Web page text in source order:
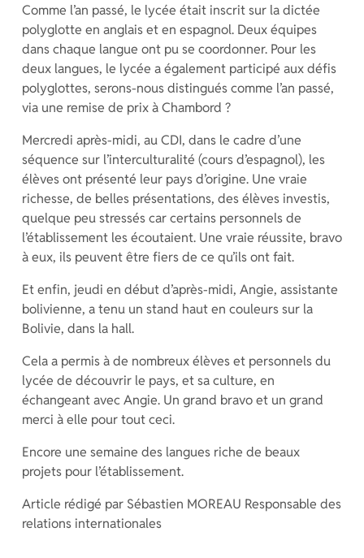
Comme l’an passé, le lycée était inscrit sur la dictée
polyglotte en anglais et en espagnol. Deux équipes
dans chaque langue ont pu se coordonner. Pour les
deux langues, le lycée a également participé aux défis
polyglottes, serons-nous distingués comme l’an passé,
via une remise de prix à Chambord ?
Mercredi après-midi, au CDI, dans le cadre d’une
séquence sur l’interculturalité (cours d’espagnol), les
élèves ont présenté leur pays d’origine. Une vraie
richesse, de belles présentations, des élèves investis,
quelque peu stressés car certains personnels de
l’établissement les écoutaient. Une vraie réussite, bravo
à eux, ils peuvent être fiers de ce qu’ils ont fait.
Et enfin, jeudi en début d’après-midi, Angie, assistante
bolivienne, a tenu un stand haut en couleurs sur la
Bolivie, dans la hall.
Cela a permis à de nombreux élèves et personnels du
lycée de découvrir le pays, et sa culture, en
échangeant avec Angie. Un grand bravo et un grand
merci à elle pour tout ceci.
Encore une semaine des langues riche de beaux
projets pour l’établissement.
Article rédigé par Sébastien MOREAU Responsable des
relations internationales